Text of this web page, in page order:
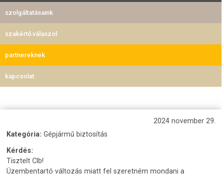
szolgáltatásaink
szakértő válaszol
partnereknek
kapcsolat
2024 november 29.
Kategória:Gépjármű biztosítás
Kérdés:
Tisztelt Clb!
Üzembentartó változás miatt fel szeretném mondani a